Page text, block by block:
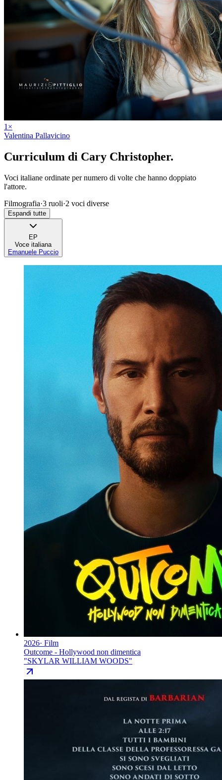
1 ×
Valentina Pallavicino
Curriculum di Cary Christopher.
Voci italiane ordinate per numero di volte che hanno doppiato
l'attore.
Filmografia·3 ruoli·2 voci diverse
Espandi tutte
EP
Voce italiana
Emanuele Puccio
2026· Film
Outcome - Hollywood non dimentica
"SKYLAR WILLIAM WOODS"